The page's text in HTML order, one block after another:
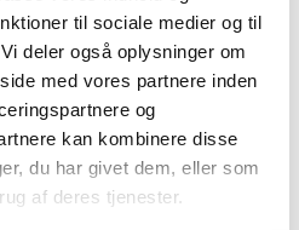
til sociale medier og til
deler også oplysninger om
med vores partnere inden
og
kan kombinere disse
du har givet dem, eller som
af deres tjenester.